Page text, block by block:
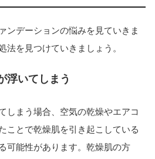
ンデーションの悩みを見ていきま
法を見つけていきましょう。
浮いてしまう
しまう場合、空気の乾燥やエアコ
ことで乾燥肌を引き起こしている
可能性があります。乾燥肌の方